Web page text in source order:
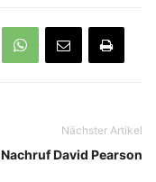
Nächster Artikel
Nachruf David Pearson